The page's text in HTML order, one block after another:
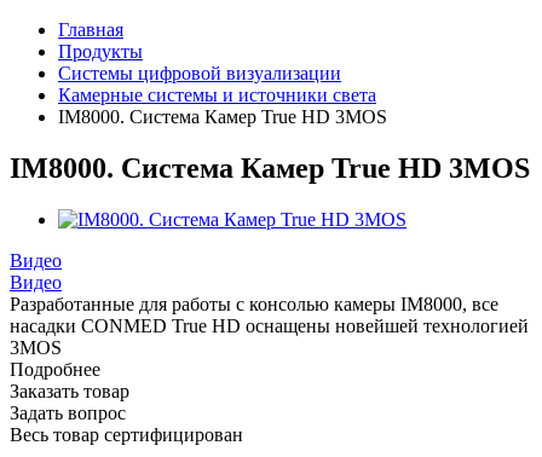
Главная
Продукты
Системы цифровой визуализации
Камерные системы и источники света
IM8000. Система Камер True HD 3MOS
IM8000. Система Камер True HD 3MOS
Видео
Видео
Разработанные для работы с консолью камеры IM8000, все
насадки CONMED True HD оснащены новейшей технологией
3MOS
Подробнее
Заказать товар
Задать вопрос
Весь товар сертифицирован